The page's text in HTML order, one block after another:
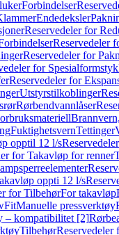
Forbindelser
Endedeksler
Reservedeler for
Reservedeler
Reservedeler for
for
Reservedeler for
Utstyrstilkoblinger
Rørbendvannlåser
FuktighetsvernTettinger
opptil 12 l/s
for Takavløp for renner
oppti 12 l/s
for TilbehørFor takavløp
Manuelle pressverktøy
– kompatibilitet [2]
TilbehørReservedeler